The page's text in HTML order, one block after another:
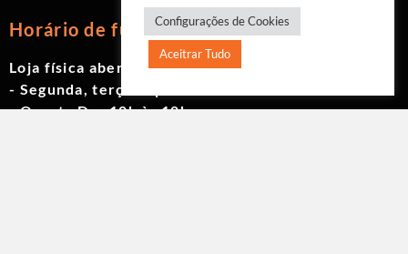
Horário de funcionamento
Loja física aberta de Segunda à Sábado.
- Segunda, terça e quinta das 9h às 19h
- Quarta Das 10h às 18h
Configurações de Cookies
Aceitrar Tudo